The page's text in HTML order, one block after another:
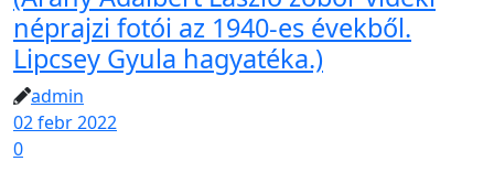
néprajzi fotói az 1940-es évekből.
Lipcsey Gyula hagyatéka.)
admin
02 febr 2022
0